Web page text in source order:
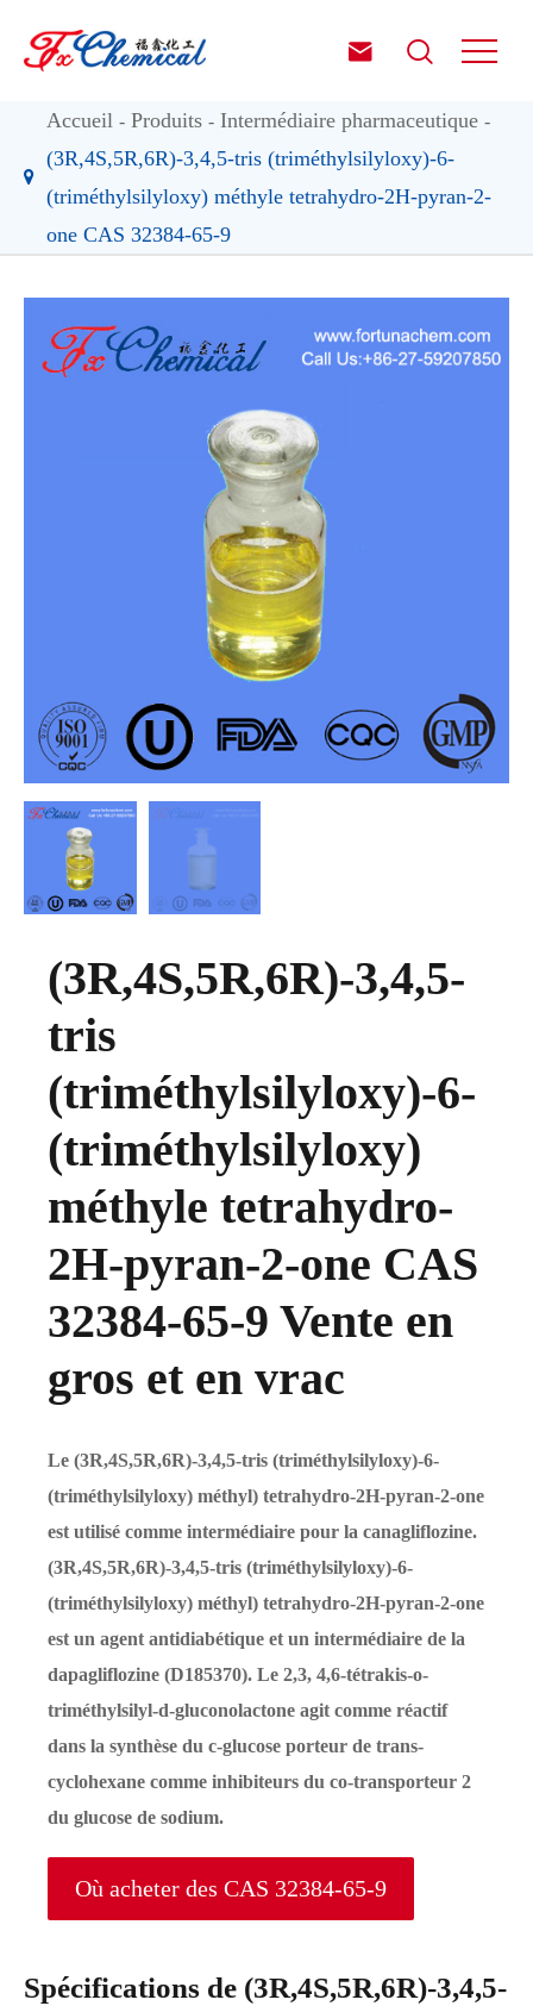
 
Accueil Produits
Intermédiaire pharmaceutique
(3R,4S,5R,6R)-3,4,5-tris (triméthylsilyloxy)-6-
(triméthylsilyloxy) méthyle tetrahydro-2H-pyran-2-
one CAS 32384-65-9
(3R,4S,5R,6R)-3,4,5-
tris
(triméthylsilyloxy)-6-
(triméthylsilyloxy)
méthyle tetrahydro-
2H-pyran-2-one CAS
32384-65-9 Vente en
gros et en vrac
Le (3R,4S,5R,6R)-3,4,5-tris (triméthylsilyloxy)-6-
(triméthylsilyloxy) méthyl) tetrahydro-2H-pyran-2-one
est utilisé comme intermédiaire pour la canagliflozine.
(3R,4S,5R,6R)-3,4,5-tris (triméthylsilyloxy)-6-
(triméthylsilyloxy) méthyl) tetrahydro-2H-pyran-2-one
est un agent antidiabétique et un intermédiaire de la
dapagliflozine (D185370). Le 2,3, 4,6-tétrakis-o-
triméthylsilyl-d-gluconolactone agit comme réactif
dans la synthèse du c-glucose porteur de trans-
cyclohexane comme inhibiteurs du co-transporteur 2
du glucose de sodium.
Où acheter des CAS 32384-65-9
Spécifications de (3R,4S,5R,6R)-3,4,5-